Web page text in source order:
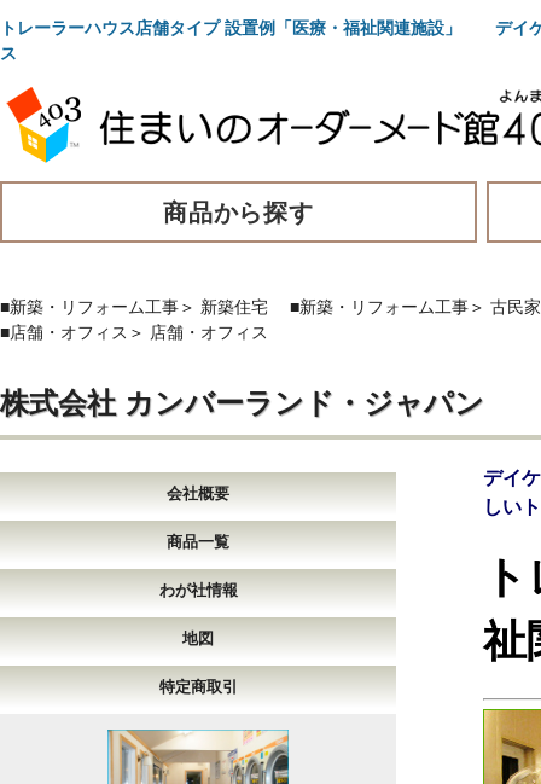
トレーラーハウス店舗タイプ 設置例「医療・福祉関連施設」 デイ
ス
商品から探す
■新築・リフォーム工事＞ 新築住宅 ■新築・リフォーム工事＞ 古民
■店舗・オフィス ＞ 店舗・オフィス
株式会社 カンバーランド・ジャパン
会社概要
商品一覧
わが社情報
地図
特定商取引
デイ
しい
祉